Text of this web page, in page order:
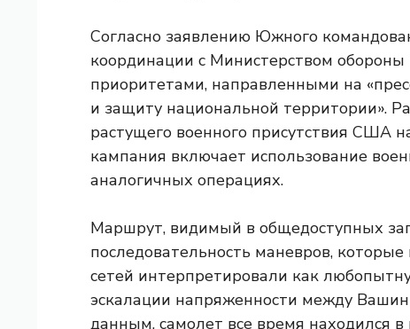
Согласно заявлению Южного
координации с Министерством обороны
приоритетами, направленными на
и защиту национальной территории».
растущего военного присутствия США
кампания включает использование
аналогичных операциях.
Маршрут, видимый в общедоступных
последовательность маневров,
сетей интерпретировали как
эскалации напряженности между
данным, самолет все время находился